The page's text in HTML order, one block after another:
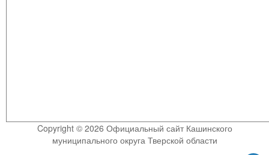
Copyright © 2026 Официальный сайт Кашинского
муниципального округа Тверской области